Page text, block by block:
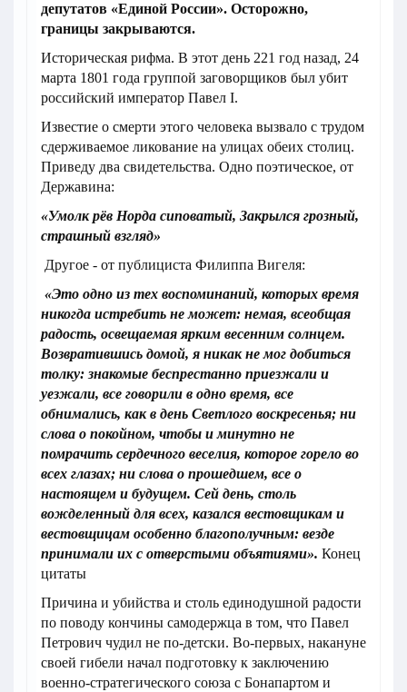
депутатов «Единой России». Осторожно,
границы закрываются.
Историческая рифма. В этот день 221 год назад, 24
марта 1801 года группой заговорщиков был убит
российский император Павел I.
Известие о смерти этого человека вызвало с трудом
сдерживаемое ликование на улицах обеих столиц.
Приведу два свидетельства. Одно поэтическое, от
Державина:
«Умолк рёв Норда сиповатый, Закрылся грозный,
страшный взгляд»
Другое - от публициста Филиппа Вигеля:
«Это одно из тех воспоминаний, которых время
никогда истребить не может: немая, всеобщая
радость, освещаемая ярким весенним солнцем.
Возвратившись домой, я никак не мог добиться
толку: знакомые беспрестанно приезжали и
уезжали, все говорили в одно время, все
обнимались, как в день Светлого воскресенья; ни
слова о покойном, чтобы и минутно не
помрачить сердечного веселия, которое горело во
всех глазах; ни слова о прошедшем, все о
настоящем и будущем. Сей день, столь
вожделенный для всех, казался вестовщикам и
вестовщицам особенно благополучным: везде
принимали их с отверстыми объятиями». Конец
цитаты
Причина и убийства и столь единодушной радости
по поводу кончины самодержца в том, что Павел
Петрович чудил не по-детски. Во-первых, накануне
своей гибели начал подготовку к заключению
военно-стратегического союза с Бонапартом и